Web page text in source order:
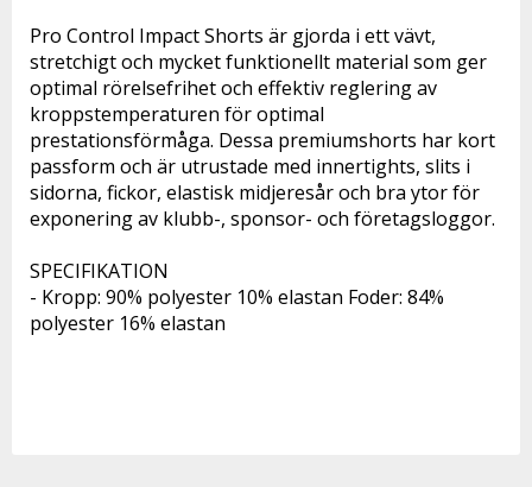
Pro Control Impact Shorts är gjorda i ett vävt,
stretchigt och mycket funktionellt material som ger
optimal rörelsefrihet och effektiv reglering av
kroppstemperaturen för optimal
prestationsförmåga. Dessa premiumshorts har kort
passform och är utrustade med innertights, slits i
sidorna, fickor, elastisk midjeresår och bra ytor för
exponering av klubb-, sponsor- och företagsloggor.
SPECIFIKATION
- Kropp: 90% polyester 10% elastan Foder: 84%
polyester 16% elastan